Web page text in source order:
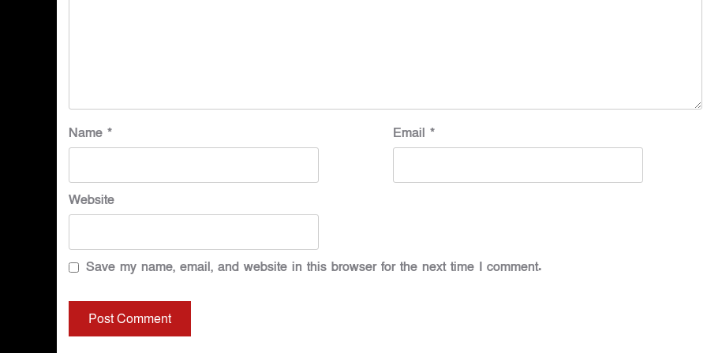
Name * Email*
Website
Save my name, email, and website in this browser for the next time I comment.